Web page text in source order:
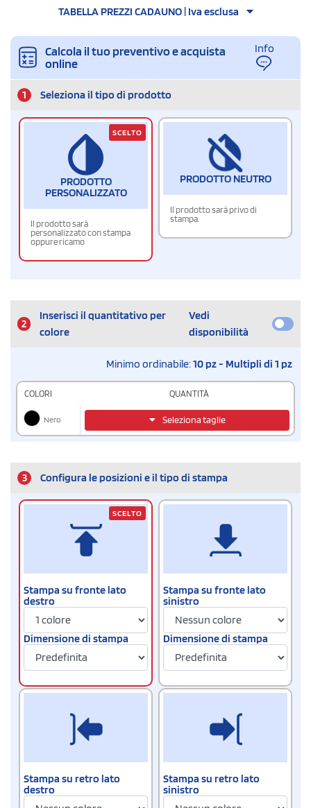
TABELLA PREZZI CADAUNO | Iva esclusa
Calcola il tuo preventivo e acquista
online
Info
1 Seleziona il tipo di prodotto
PRODOTTO
PERSONALIZZATO
Il prodotto sarà
personalizzato con stampa
oppure ricamo
SCELTO
PRODOTTO NEUTRO
Il prodotto sarà privo di
stampa.
2
Inserisci il quantitativo per
colore
Vedi
disponibilità
Minimo ordinabile:10 pz - Multipli di 1 pz
COLORI QUANTITÀ
Nero Seleziona taglie
3 Configura le posizioni e il tipo di stampa
Stampa su fronte lato
destro
Dimensione di stampa
SCELTO
Stampa su fronte lato
sinistro
Dimensione di stampa
Stampa su retro lato
destro
Stampa su retro lato
sinistro